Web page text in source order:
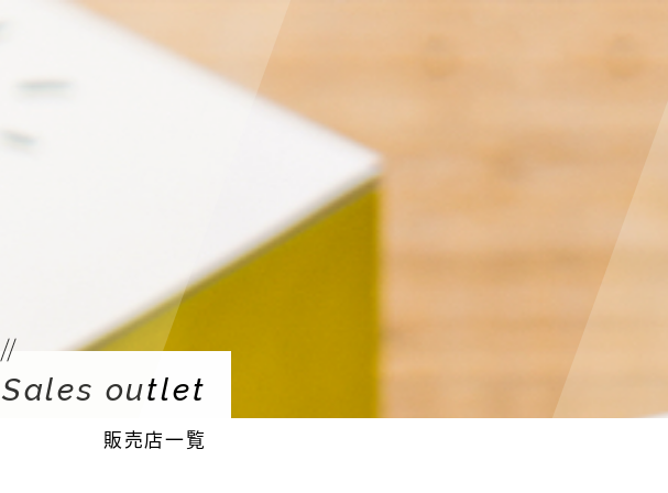
Sales outlet
販売店一覧